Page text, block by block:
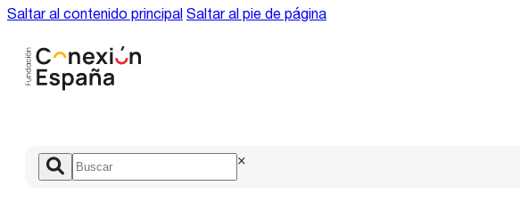
Saltar al contenido principal Saltar al pie de página
×